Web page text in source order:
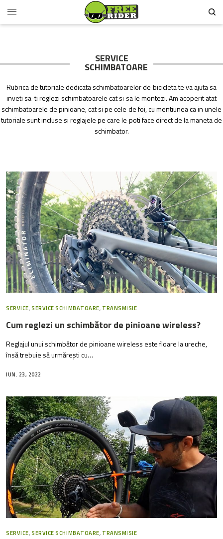
SERVICE
SCHIMBATOARE
Rubrica de tutoriale dedicata schimbatoarelor de bicicleta te va ajuta sa
inveti sa-ti reglezi schimbatoarele cat si sa le montezi. Am acoperit atat
schimbatoarele de pinioane, cat si pe cele de foi, cu mentiunea ca in unele
tutoriale sunt incluse si reglajele pe care le poti face direct de la maneta de
schimbator.
SERVICE,SERVICE SCHIMBATOARE, TRANSMISIE
Cum reglezi un schimbător de pinioane wireless?
Reglajul unui schimbător de pinioane wireless este floare la ureche,
însă trebuie să urmărești cu…
IUN. 23, 2022
SERVICE,SERVICE SCHIMBATOARE, TRANSMISIE